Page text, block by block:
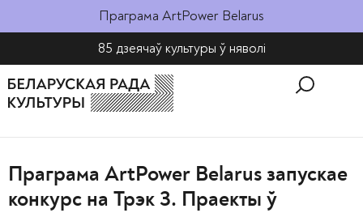
Праграма ArtPower Belarus
85 дзеячаў культуры ў няволі​
Праграма ArtPower Belarus запускае
конкурс на Трэк 3. Праекты ў